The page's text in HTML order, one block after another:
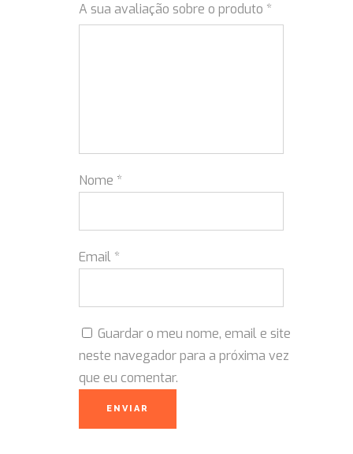
A sua avaliação sobre o produto *
Nome *
Email *
Guardar o meu nome, email e site
neste navegador para a próxima vez
que eu comentar.